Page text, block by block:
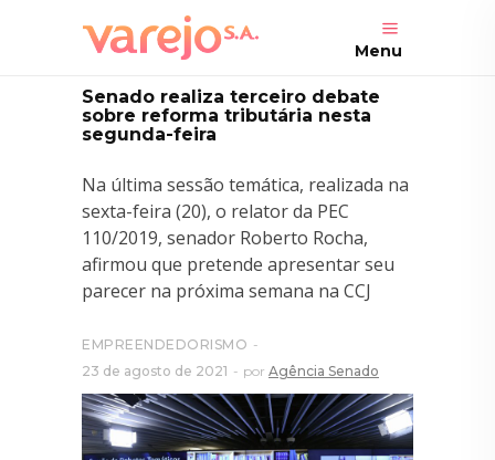
Menu
Senado realiza terceiro debate
sobre reforma tributária nesta
segunda-feira
Na última sessão temática, realizada na
sexta-feira (20), o relator da PEC
110/2019, senador Roberto Rocha,
afirmou que pretende apresentar seu
parecer na próxima semana na CCJ
EMPREENDEDORISMO
23 de agosto de 2021
por Agência Senado